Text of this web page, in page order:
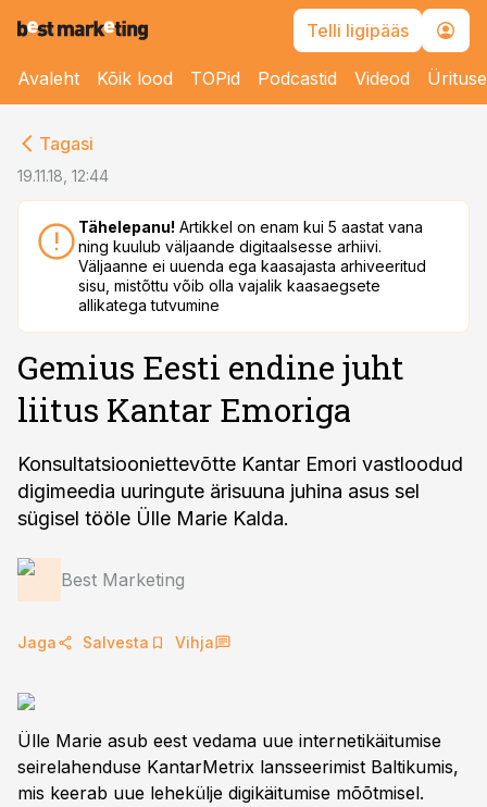
Telli ligipääs
Avaleht Kõik lood TOPid Podcastid Videod
Tagasi
19.11.18, 12:44
Tähelepanu! Artikkel on enam kui 5 aastat vana
ning kuulub väljaande digitaalsesse arhiivi.
Väljaanne ei uuenda ega kaasajasta arhiveeritud
sisu, mistõttu võib olla vajalik kaasaegsete
allikatega tutvumine
Gemius Eesti endine juht
liitus Kantar Emoriga
Konsultatsiooniettevõtte Kantar Emori vastloodud
digimeedia uuringute ärisuuna juhina asus sel
sügisel tööle Ülle Marie Kalda.
Best Marketing
Jaga Salvesta Vihja
Ülle Marie asub eest vedama uue internetikäitumise
seirelahenduse KantarMetrix lansseerimist Baltikumis,
mis keerab uue lehekülje digikäitumise mõõtmisel.